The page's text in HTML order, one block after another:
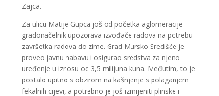
Zajca.
Za ulicu Matije Gupca još od početka aglomeracije
gradonačelnik upozorava izvođače radova na potrebu
završetka radova do zime. Grad Mursko Središće je
proveo javnu nabavu i osigurao sredstva za njeno
uređenje u iznosu od 3,5 milijuna kuna. Međutim, to je
postalo upitno s obzirom na kašnjenje s polaganjem
fekalnih cijevi, a potrebno je još izmijeniti plinske i